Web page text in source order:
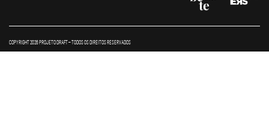
COPYRIGHT 2026 PROJETO DRAFT – TODOS OS DIREITOS RESERVADOS